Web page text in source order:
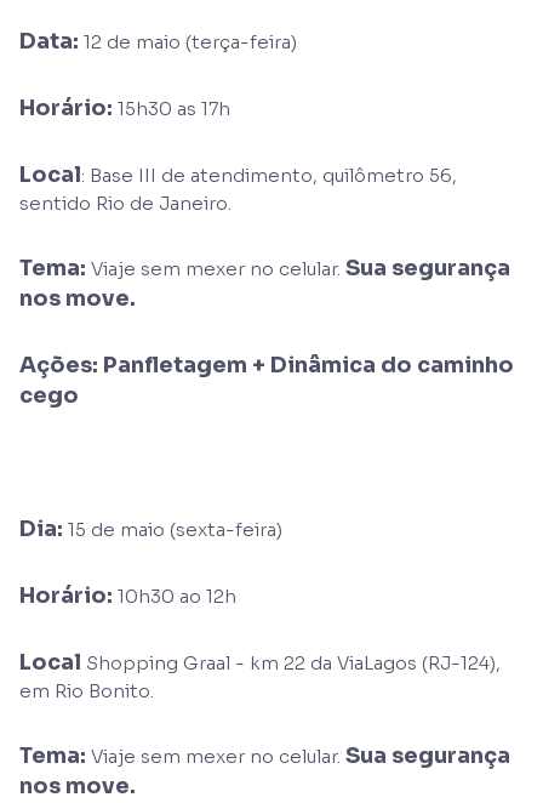
Data: 12 de maio (terça-feira)
Horário: 15h30 as 17h
Local: Base III de atendimento, quilômetro 56,
sentido Rio de Janeiro.
Tema: Viaje sem mexer no celular. Sua segurança
nos move.
Ações: Panfletagem + Dinâmica do caminho
cego
Dia: 15 de maio (sexta-feira)
Horário: 10h30 ao 12h
Local Shopping Graal - km 22 da ViaLagos (RJ-124),
em Rio Bonito.
Tema: Viaje sem mexer no celular. Sua segurança
nos move.